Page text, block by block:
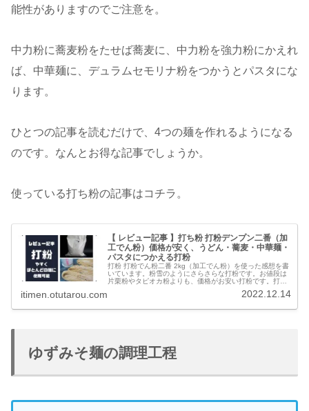
能性がありますのでご注意を。
中力粉に蕎麦粉をたせば蕎麦に、中力粉を強力粉にかえれ
ば、中華麺に、デュラムセモリナ粉をつかうとパスタにな
ります。
ひとつの記事を読むだけで、4つの麺を作れるようになる
のです。なんとお得な記事でしょうか。
使っている打ち粉の記事はコチラ。
【 レビュー記事 】打ち粉 打粉デンプン二番（加
工でん粉）価格が安く、うどん・蕎麦・中華麺・
パスタにつかえる打粉
打粉 打粉でん粉二番 2kg（加工でん粉）を使った感想を書
いています。粉雪のようにさらさらな打粉です。お値段は
片栗粉やタピオカ粉よりも、価格がお安い打粉です。打粉
とんどの麺に打ち粉できます。そして、麺どおしがくっつ
itimen.otutarou.com 2022.12.14
ゆずみそ麺の調理工程